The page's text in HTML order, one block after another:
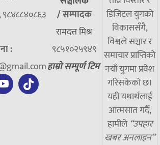
:
/सम्पादक
रामदत्त मिश्र
९८५१०२५९४९
हाम्रो सम्पूर्ण टिम
डिजिटल युगको
विकाससँगै,
विश्वले सञ्चार र
समाचार प्राप्तिको
नयाँ युगमा प्रवेश
गरिसकेको छ।
यही यथार्थलाई
आत्मसात गर्दै,
हामीले “उपहार
खबर अनलाइन”